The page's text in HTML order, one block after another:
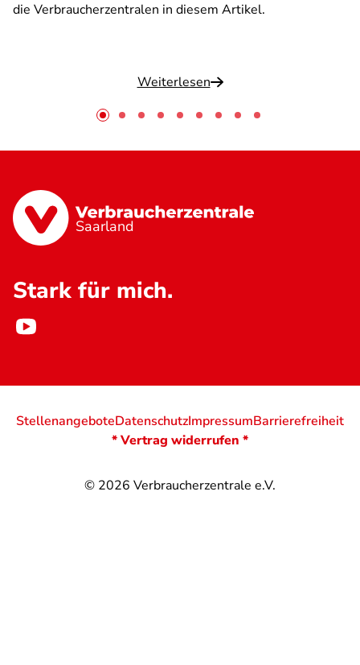
die Verbraucherzentralen in diesem Artikel.
Weiterlesen
Saarland
Stark für mich.
© 2026 Verbraucherzentrale e.V.
StellenangeboteDatenschutzImpressumBarrierefreiheit
* Vertrag widerrufen *